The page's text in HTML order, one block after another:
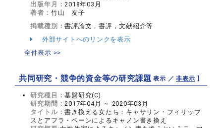
出版年月：2018年03月
著者： 竹山 友子
掲載種別：書評論文，書評，文献紹介等
外部サイトへのリンクを表示
全件表示 >>
共同研究・競争的資金等の研究課題【 表示 ／非表示 】
研究種目：基盤研究(C)
研究期間：2017年04月 ～ 2020年03月
タイトル：書き換える女たち：キャサリン・フィリップ
スとアフラ・ベーンによるキャノン書き換え